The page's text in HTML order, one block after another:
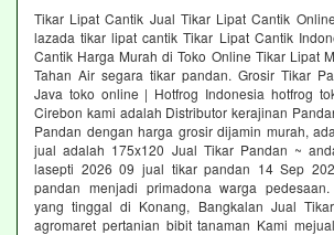
Tikar Lipat Cantik Jual Tikar Lipat Cantik
lazada tikar lipat cantik Tikar Lipat Cantik
Cantik Harga Murah di Toko Online Tikar Lipat
Tahan Air segara tikar pandan. Grosir Tikar
Java toko online | Hotfrog Indonesia hotfrog
Cirebon kami adalah Distributor kerajinan
Pandan dengan harga grosir dijamin murah,
jual adalah 175x120 Jual Tikar Pandan ~
lasepti 2026 09 jual tikar pandan 14 Sep
pandan menjadi primadona warga
yang tinggal di Konang, Bangkalan Jual
agromaret pertanian bibit tanaman Kami